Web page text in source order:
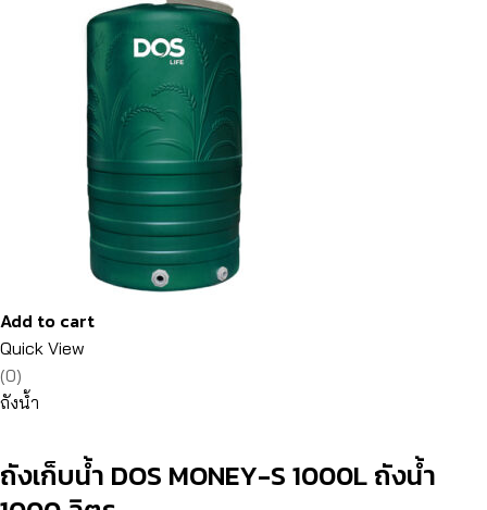
Add to cart
Quick View
(0)
ถังน้ำ
ถังเก็บน้ำ DOS MONEY-S 1000L ถังน้ำ